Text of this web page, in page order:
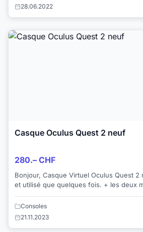
28.06.2022
Casque Oculus Quest 2 neuf
280.– CHF
Bonjour, Casque Virtuel Oculus Quest
et utilisé que quelques fois. + les deux
avec. Uniquement en retrait...
Consoles
21.11.2023